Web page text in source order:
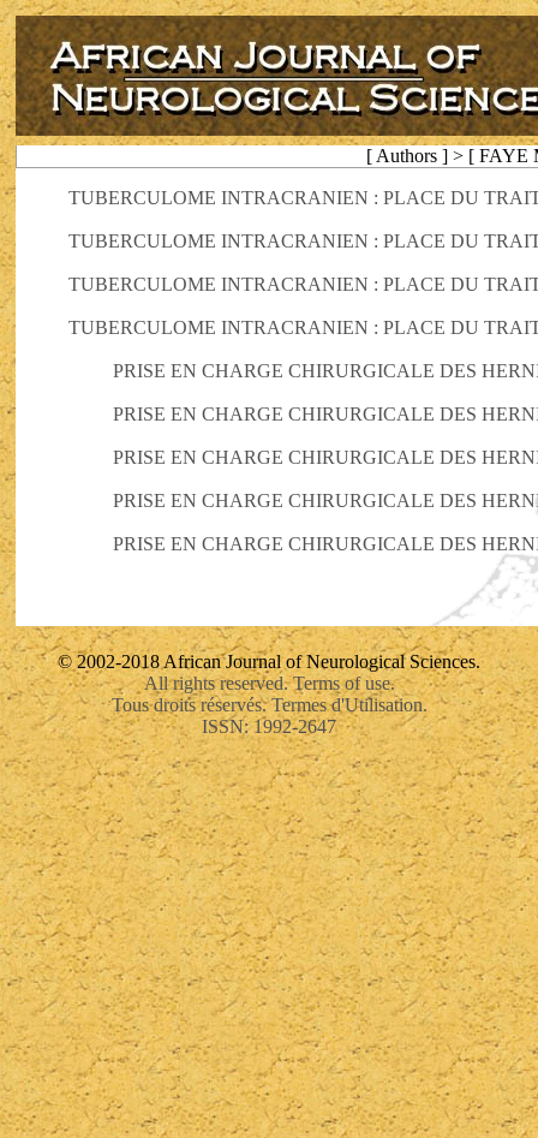
[ Authors ] > [ FAYE
TUBERCULOME INTRACRANIEN : PLACE DU
TUBERCULOME INTRACRANIEN : PLACE DU
TUBERCULOME INTRACRANIEN : PLACE DU
TUBERCULOME INTRACRANIEN : PLACE DU
PRISE EN CHARGE CHIRURGICALE DES
PRISE EN CHARGE CHIRURGICALE DES
PRISE EN CHARGE CHIRURGICALE DES
PRISE EN CHARGE CHIRURGICALE DES
PRISE EN CHARGE CHIRURGICALE DES
© 2002-2018 African Journal of Neurological Sciences.
All rights reserved. Terms of use.
Tous droits réservés. Termes d'Utilisation.
ISSN: 1992-2647